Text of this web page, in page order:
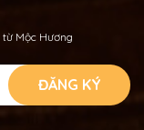
Mộc Hương
ĐĂNG KÝ